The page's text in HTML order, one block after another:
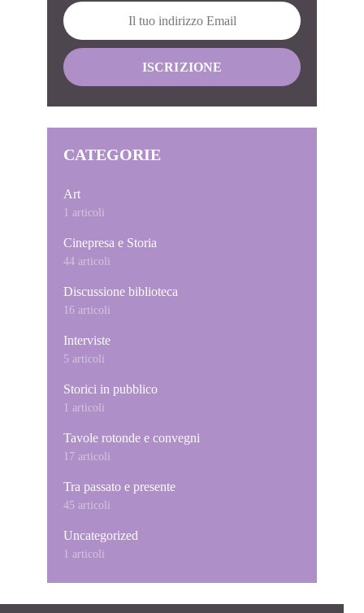
CATEGORIE
Art
1 articoli
Cinepresa e Storia
44 articoli
Discussione biblioteca
16 articoli
Interviste
5 articoli
Storici in pubblico
1 articoli
Tavole rotonde e convegni
17 articoli
Tra passato e presente
45 articoli
Uncategorized
1 articoli